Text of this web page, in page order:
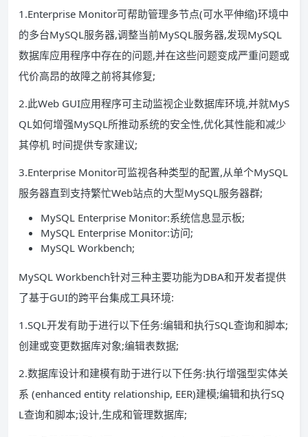
1.Enterprise Monitor可帮助管理多节点(可水平伸缩)环境中
的多台MySQL服务器,调整当前MySQL服务器,发现MySQL
数据库应用程序中存在的问题,并在这些问题变成严重问题或
代价高昂的故障之前将其修复;
2.此Web GUI应用程序可主动监视企业数据库环境,并就MyS
QL如何增强MySQL所推动系统的安全性,优化其性能和减少
其停机 时间提供专家建议;
3.Enterprise Monitor可监视各种类型的配置,从单个MySQL
服务器直到支持繁忙Web站点的大型MySQL服务器群;
MySQL Enterprise Monitor:系统信息显示板;
MySQL Enterprise Monitor:访问;
MySQL Workbench;
MySQL Workbench针对三种主要功能为DBA和开发者提供
了基于GUI的跨平台集成工具环境:
1.SQL开发有助于进行以下任务:编辑和执行SQL查询和脚本;
创建或变更数据库对象;编辑表数据;
2.数据库设计和建模有助于进行以下任务:执行增强型实体关
系 (enhanced entity relationship, EER)建模;编辑和执行SQ
L查询和脚本;设计,生成和管理数据库;